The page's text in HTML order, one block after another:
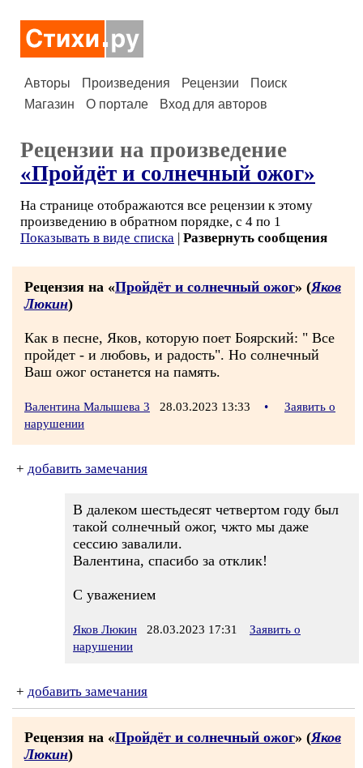
Авторы Произведения Рецензии
Поиск
Магазин
О портале Вход для авторов
Рецензии на произведение
«Пройдёт и солнечный ожог»
На странице отображаются все рецензии к этому
произведению в обратном порядке, с 4 по 1
Показывать в виде списка | Развернуть сообщения
Рецензия на «Пройдёт и солнечный ожог» (Яков
Люкин)
Как в песне, Яков, которую поет Боярский: " Все
пройдет - и любовь, и радость". Но солнечный
Ваш ожог останется на память.
Валентина Малышева 3 28.03.2023 13:33 •
Заявить о
нарушении
+ добавить замечания
В далеком шестьдесят четвертом году был
такой солнечный ожог, чжто мы даже
сессию завалили.
Валентина, спасибо за отклик!
С уважением
Яков Люкин 28.03.2023 17:31
Заявить о
нарушении
+ добавить замечания
Рецензия на «Пройдёт и солнечный ожог» (Яков
Люкин)